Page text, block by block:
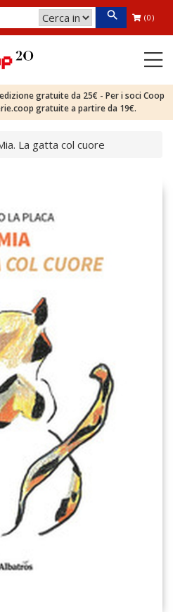
(0)
gratuite da 25€ - Per i soci Coop
gratuite a partire da 19€.
La gatta col cuore